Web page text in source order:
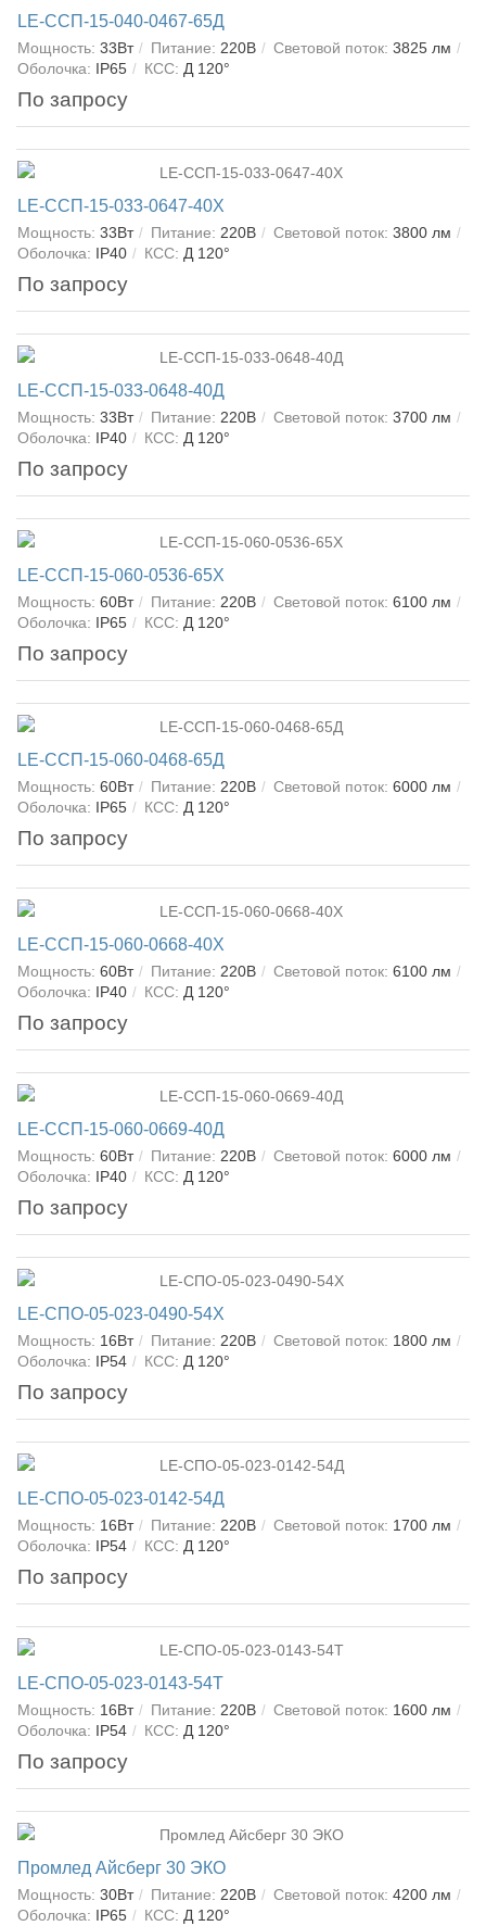
LE-ССП-15-040-0467-65Д
Мощность: 33Вт Питание: 220В Световой поток: 3825 лм
Оболочка: IP65 КСС: Д 120°
По запросу
LE-ССП-15-033-0647-40Х
Мощность: 33Вт Питание: 220В Световой поток: 3800 лм
Оболочка: IP40 КСС: Д 120°
По запросу
LE-ССП-15-033-0648-40Д
Мощность: 33Вт Питание: 220В Световой поток: 3700 лм
Оболочка: IP40 КСС: Д 120°
По запросу
LE-ССП-15-060-0536-65Х
Мощность: 60Вт Питание: 220В Световой поток: 6100 лм
Оболочка: IP65 КСС: Д 120°
По запросу
LE-ССП-15-060-0468-65Д
Мощность: 60Вт Питание: 220В Световой поток: 6000 лм
Оболочка: IP65 КСС: Д 120°
По запросу
LE-ССП-15-060-0668-40Х
Мощность: 60Вт Питание: 220В Световой поток: 6100 лм
Оболочка: IP40 КСС: Д 120°
По запросу
LE-ССП-15-060-0669-40Д
Мощность: 60Вт Питание: 220В Световой поток: 6000 лм
Оболочка: IP40 КСС: Д 120°
По запросу
LE-СПО-05-023-0490-54Х
Мощность: 16Вт Питание: 220В Световой поток: 1800 лм
Оболочка: IP54 КСС: Д 120°
По запросу
LE-СПО-05-023-0142-54Д
Мощность: 16Вт Питание: 220В Световой поток: 1700 лм
Оболочка: IP54 КСС: Д 120°
По запросу
LE-СПО-05-023-0143-54Т
Мощность: 16Вт Питание: 220В Световой поток: 1600 лм
Оболочка: IP54 КСС: Д 120°
По запросу
Промлед Айсберг 30 ЭКО
Мощность: 30Вт Питание: 220В Световой поток: 4200 лм
Оболочка: IP65 КСС: Д 120°